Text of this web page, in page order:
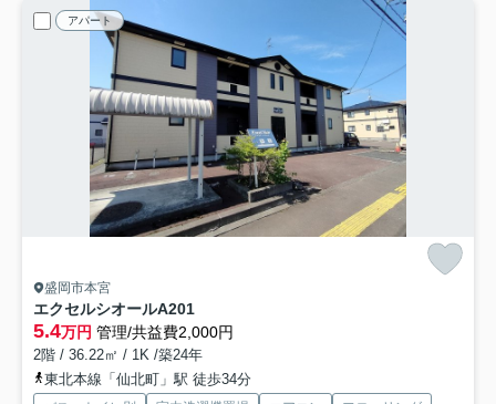
アパート
盛岡市本宮
エクセルシオールA201
5.4万円 管理/共益費2,000円
2階 / 36.22㎡ / 1K /築24年
東北本線「仙北町」駅 徒歩34分